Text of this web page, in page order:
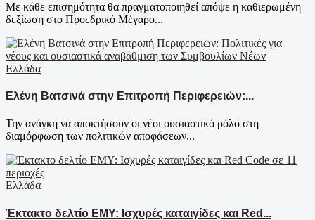
Με κάθε επισημότητα θα πραγματοποιηθεί απόψε η καθιερωμένη
δεξίωση στο Προεδρικό Μέγαρο...
Ελλάδα
Ελένη Βατσινά στην Επιτροπή Περιφερειών:...
Την ανάγκη να αποκτήσουν οι νέοι ουσιαστικό ρόλο στη
διαμόρφωση των πολιτικών αποφάσεων...
Ελλάδα
Έκτακτο δελτίο ΕΜΥ: Ισχυρές καταιγίδες και Red...